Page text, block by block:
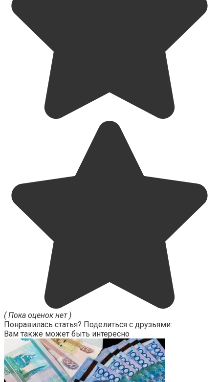
( Пока оценок нет )
Понравилась статья? Поделиться с друзьями:
Вам также может быть интересно